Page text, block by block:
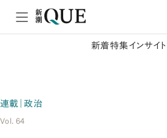
新着特集 インサイト
連載｜政治
Vol. 64